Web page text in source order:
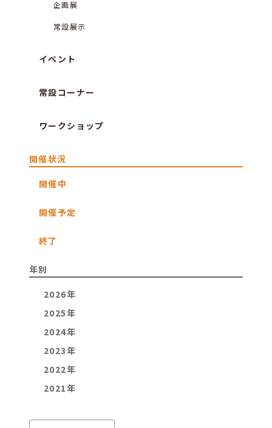
企画展
常設展示
イベント
常設コーナー
ワークショップ
開催状況
開催中
開催予定
終了
年別
2026年
2025年
2024年
2023年
2022年
2021年